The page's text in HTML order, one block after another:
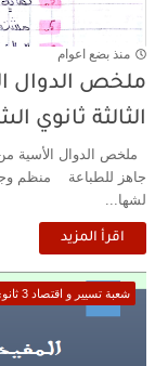
منذ بضع اعوام
ملخص الدوال
الثالثة ثانوي
جاهز للطباعة منظم
لشها...
اقرأ المزيد
شعبة تسيير و اقتصاد 3 ثانوي